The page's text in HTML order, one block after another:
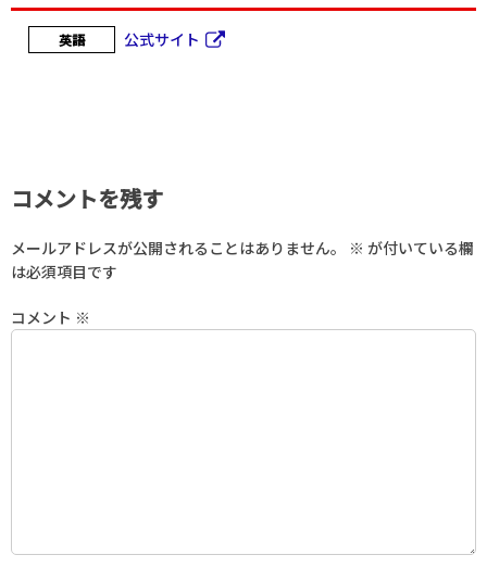
英語 公式サイト
コメントを残す
メールアドレスが公開されることはありません。 ※ が付いている欄
は必須項目です
コメント ※